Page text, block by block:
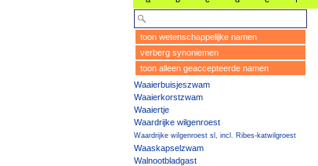
toon wetenschappelijke namen
verberg synoniemen
toon alleen geaccepteerde namen
Waaierbuisjeszwam
Waaierkorstzwam
Waaiertje
Waardrijke wilgenroest
Waardrijke wilgenroest sl, incl. Ribes-katwilgroest
Waaskapselzwam
Walnootbladgast